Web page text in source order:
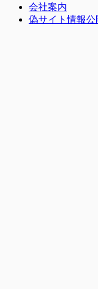
会社案内
偽サイト情報公